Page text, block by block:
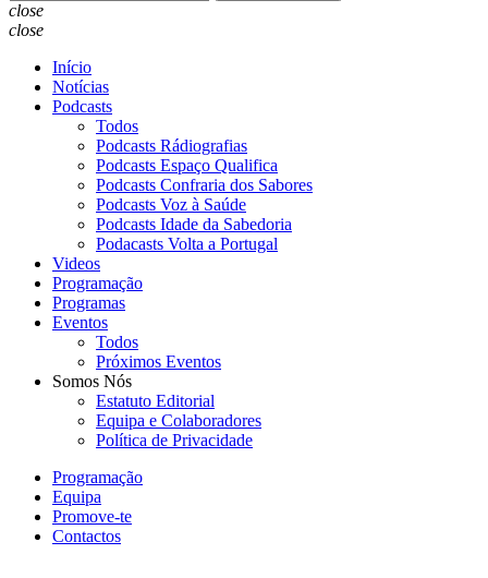
close
close
Início
Notícias
Podcasts
Todos
Podcasts Rádiografias
Podcasts Espaço Qualifica
Podcasts Confraria dos Sabores
Podcasts Voz à Saúde
Podcasts Idade da Sabedoria
Podacasts Volta a Portugal
Videos
Programação
Programas
Eventos
Todos
Próximos Eventos
Somos Nós
Estatuto Editorial
Equipa e Colaboradores
Política de Privacidade
Programação
Equipa
Promove-te
Contactos